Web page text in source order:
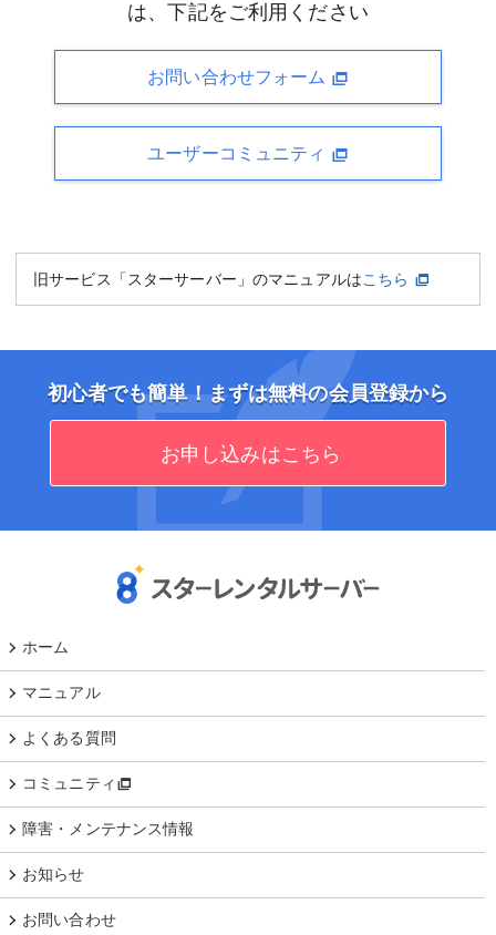
は、下記をご利用ください
お問い合わせフォーム
ユーザーコミュニティ
旧サービス「スターサーバー」のマニュアルはこちら
初心者でも簡単！まずは無料の会員登録から
お申し込みはこちら
ホーム
マニュアル
よくある質問
コミュニティ
障害・メンテナンス情報
お知らせ
お問い合わせ